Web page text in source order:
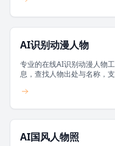
AI识别动漫人物
专业的在线AI识别动漫人物
息，查找人物出处与名称，
AI国风人物照